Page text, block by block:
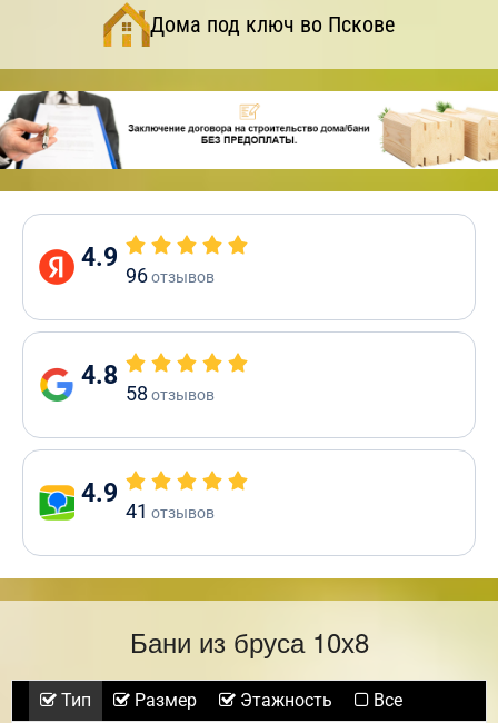
Дома под ключ во Пскове
4.9
96отзывов
4.8
58 отзывов
4.9
41 отзывов
Бани из бруса 10х8
Тип Размер Этажность Все